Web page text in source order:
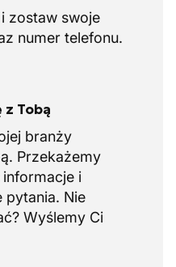
zostaw swoje
numer telefonu.
Tobą
branży
Przekażemy
i
pytania. Nie
Wyślemy Ci